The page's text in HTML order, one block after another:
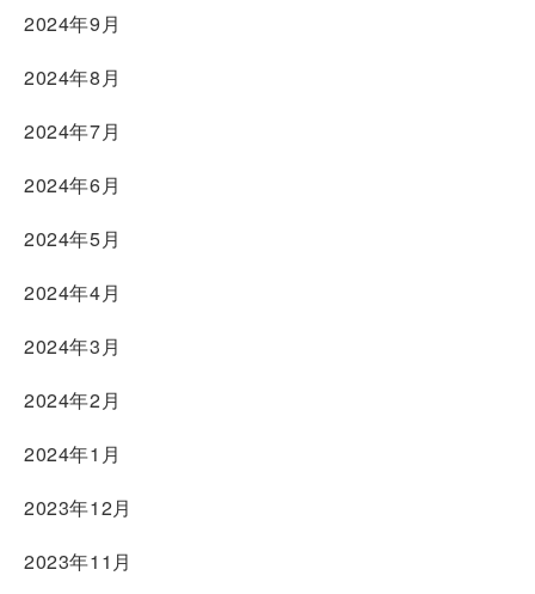
2024年9月
2024年8月
2024年7月
2024年6月
2024年5月
2024年4月
2024年3月
2024年2月
2024年1月
2023年12月
2023年11月